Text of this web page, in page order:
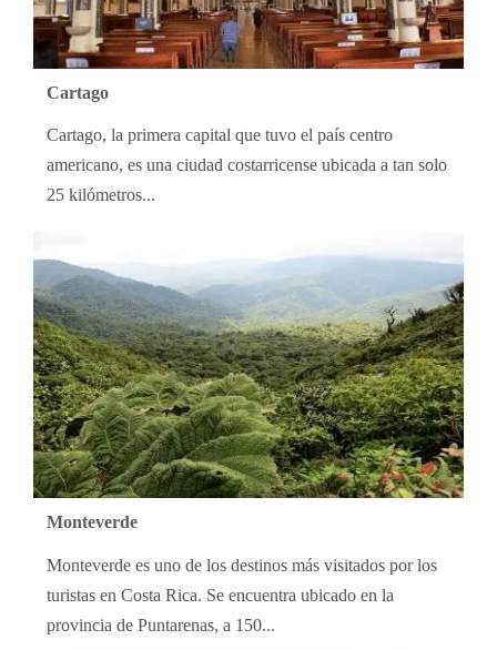
Cartago
Cartago, la primera capital que tuvo el país centro
americano, es una ciudad costarricense ubicada a tan solo
25 kilómetros...
Monteverde
Monteverde es uno de los destinos más visitados por los
turistas en Costa Rica. Se encuentra ubicado en la
provincia de Puntarenas, a 150...